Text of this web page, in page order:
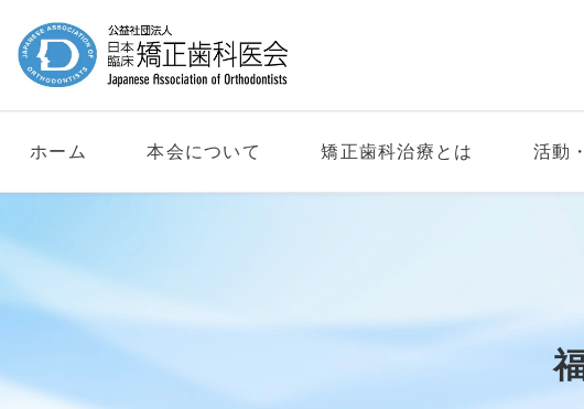
ホーム 本会について 矯正歯科治療とは 活動